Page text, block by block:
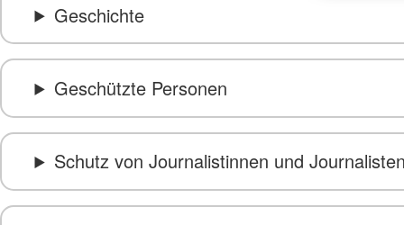
Geschichte
Geschützte Personen
Schutz von Journalistinnen und